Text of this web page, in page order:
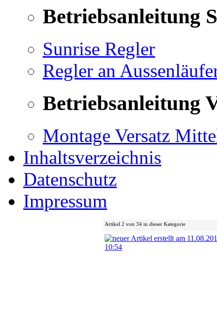
Betriebsanleitung
Sunrise Regler
Regler an
Betriebsanleitung
Montage Versatz
Inhaltsverzeichnis
Datenschutz
Impressum
Artikel 2 von 34 in dieser Kategorie